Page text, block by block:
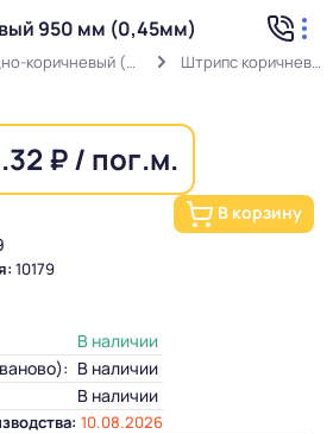
950 мм (0,45мм)
Штрипс шоколадно-коричневый (0,45мм) RAL 8017 в защитной пленке Штрипс коричневый 950 мм (0,45мм)
₽ / пог.м.
В корзину
10179
В наличии
В наличии
В наличии
10.08.2026